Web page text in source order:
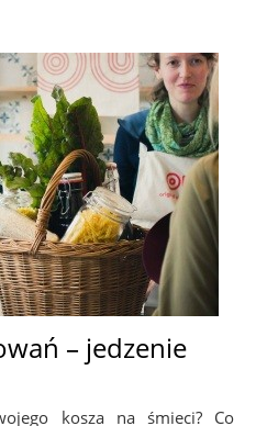
– jedzenie
kosza na śmieci? Co